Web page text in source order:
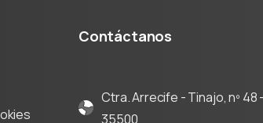
Contáctanos
Ctra. Arrecife - Tinajo, nº 48
35500